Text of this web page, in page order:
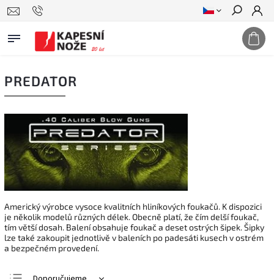
Hledat
PREDATOR
Americký výrobce vysoce kvalitních hliníkových foukačů. K dispozici
je několik modelů různých délek. Obecně platí, že čím delší foukač,
tím větší dosah. Balení obsahuje foukač a deset ostrých šipek. Šipky
lze také zakoupit jednotlivě v baleních po padesáti kusech v ostrém
a bezpečném provedení.